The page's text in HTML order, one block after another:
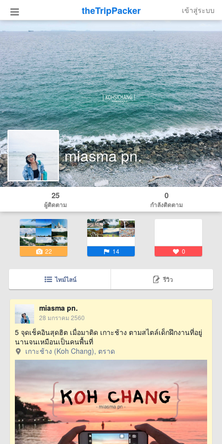
theTripPacker เข้าสู่ระบบ
miasma pn.
25
ผู้ติดตาม
0
กำลังติดตาม
22 14 0
ไทม์ไลน์ รีวิว
miasma pn.
28 มกราคม 2560
5 จุดเช็คอินสุดฮิต เมื่อมาติด เกาะช้าง ตามสไตล์เด็กฝึกงานที่อยู่
นานจนเหมือนเป็นคนพื้นที่
เกาะช้าง (Koh Chang), ตราด